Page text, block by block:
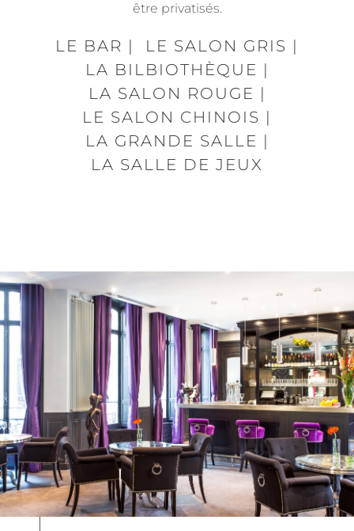
être privatisés.
LE BAR | LE SALON GRIS |
LA BILBIOTHÈQUE |
LA SALON ROUGE |
LE SALON CHINOIS |
LA GRANDE SALLE |
LA SALLE DE JEUX